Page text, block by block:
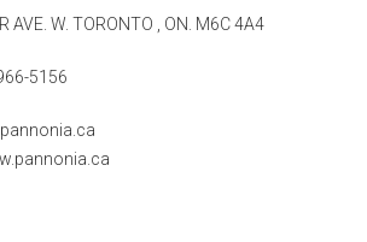
AVE. W. TORONTO , ON. M6C 4A4
5156